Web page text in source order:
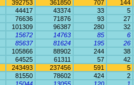
392753 361850 707
144
44417 43374 33
5
76636 71876 93
27
101309 96387 280
32
15672 14763 85
6
85637 81624 195
26
105866 88902 244
38
64525 61311 57
42
243493 237456 591
5
81550 78602 424
2